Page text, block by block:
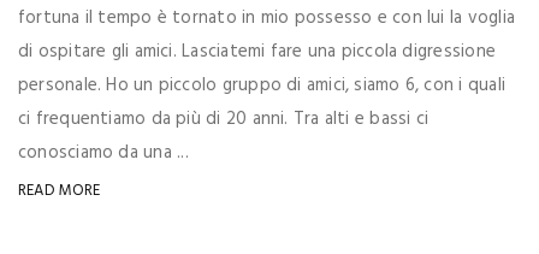
fortuna il tempo è tornato in mio possesso e con lui la voglia
di ospitare gli amici. Lasciatemi fare una piccola digressione
personale. Ho un piccolo gruppo di amici, siamo 6, con i quali
ci frequentiamo da più di 20 anni. Tra alti e bassi ci
conosciamo da una ...
READ MORE